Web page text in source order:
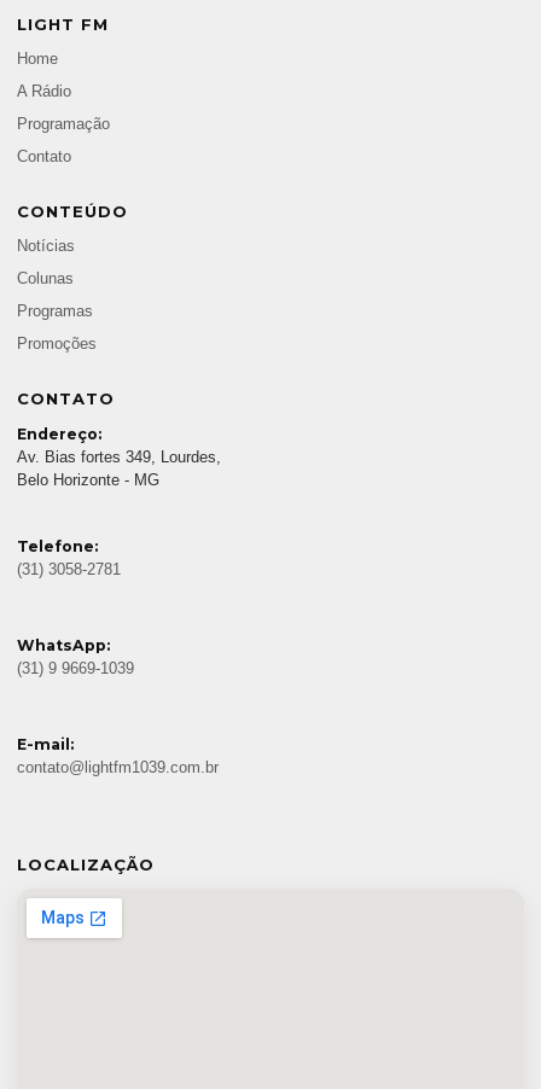
LIGHT FM
Home
A Rádio
Programação
Contato
CONTEÚDO
Notícias
Colunas
Programas
Promoções
CONTATO
Endereço:
Av. Bias fortes 349, Lourdes,
Belo Horizonte - MG
Telefone:
(31) 3058-2781
WhatsApp:
(31) 9 9669-1039
E-mail:
contato@lightfm1039.com.br
LOCALIZAÇÃO